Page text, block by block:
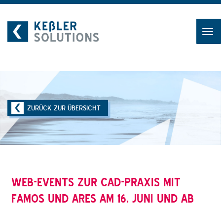
ZURÜCK ZUR ÜBERSICHT
WEB-EVENTS ZUR CAD-PRAXIS MIT
FAMOS UND ARES AM 16. JUNI UND AB